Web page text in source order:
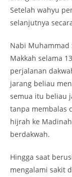
Setelah wahyu
selanjutnya
Nabi Muhammad
Makkah selama
perjalanan
jarang beliau
semua itu beliau
tanpa membalas
hijrah ke
berdakwah.
Hingga saat
mengalami sakit